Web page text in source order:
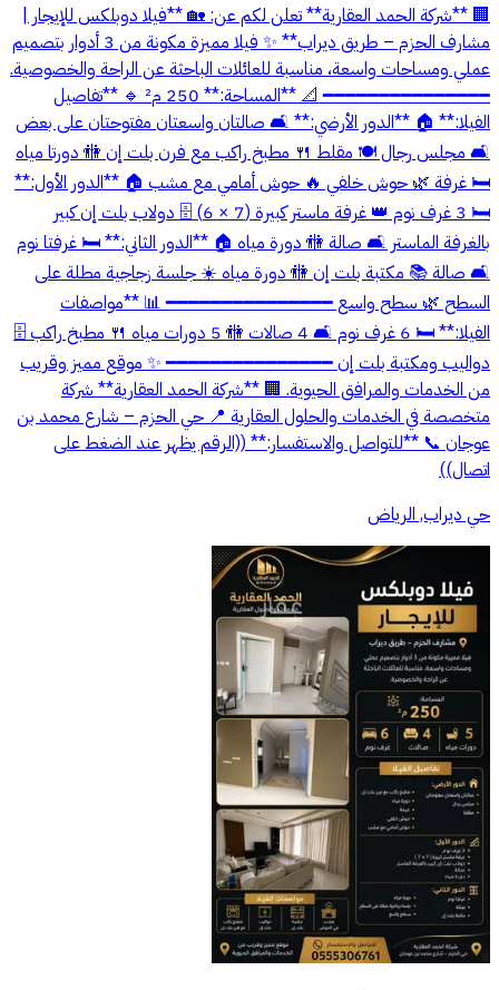
🏢 **شركة الحمد العقارية** تعلن لكم عن: 🏡 **فيلا دوبلكس للإيجار |
مشارف الحزم – طريق ديراب** ✨ فيلا مميزة مكونة من 3 أدوار بتصميم
عملي ومساحات واسعة، مناسبة للعائلات الباحثة عن الراحة والخصوصية.
━━━━━━━━━━━━━━━ 📐 **المساحة:** 250 م² 🔹 **تفاصيل
الفيلا:** 🏠 **الدور الأرضي:** 🛋️ صالتان واسعتان مفتوحتان على بعض
🛋️ مجلس رجال 🍽️ مقلط 🍴 مطبخ راكب مع فرن بلت إن 🚻 دورتا مياه
🛏️ غرفة 🌿 حوش خلفي 🔥 حوش أمامي مع مشب 🏠 **الدور الأول:**
🛏️ 3 غرف نوم 👑 غرفة ماستر كبيرة (7 × 6) 🗄️ دولاب بلت إن كبير
بالغرفة الماستر 🛋️ صالة 🚻 دورة مياه 🏠 **الدور الثاني:** 🛏️ غرفتا نوم
🛋️ صالة 📚 مكتبة بلت إن 🚻 دورة مياه ☀️ جلسة زجاجية مطلة على
السطح 🌿 سطح واسع ━━━━━━━━━━━━━━━ 📊 **مواصفات
الفيلا:** 🛏️ 6 غرف نوم 🛋️ 4 صالات 🚻 5 دورات مياه 🍴 مطبخ راكب 🗄️
دواليب ومكتبة بلت إن ━━━━━━━━━━━━━━━ ✨ موقع مميز وقريب
من الخدمات والمرافق الحيوية. 🏢 **شركة الحمد العقارية** شركة
متخصصة في الخدمات والحلول العقارية 📍 حي الحزم – شارع محمد بن
عوجان 📞 **للتواصل والاستفسار:** ((الرقم يظهر عند الضغط على
اتصال))
حي ديراب, الرياض